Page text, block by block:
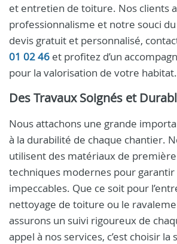
et entretien de toiture. Nos clients
professionnalisme et notre souci
devis gratuit et personnalisé,
01 02 46 et profitez d’un
pour la valorisation de votre habitat.
Des Travaux Soignés et
Nous attachons une grande
à la durabilité de chaque chantier.
utilisent des matériaux de
techniques modernes pour
impeccables. Que ce soit pour
nettoyage de toiture ou le
assurons un suivi rigoureux de
appel à nos services, c’est choisir la